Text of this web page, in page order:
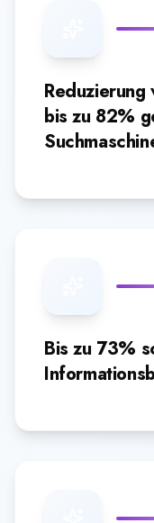
Reduzierung
bis zu 82%
Bis zu 73%